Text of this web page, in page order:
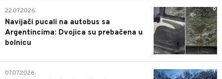
0
22.07.2026.
Navijači pucali na autobus sa
Argentincima: Dvojica su prebačena u
bolnicu
1
07.07.2026.